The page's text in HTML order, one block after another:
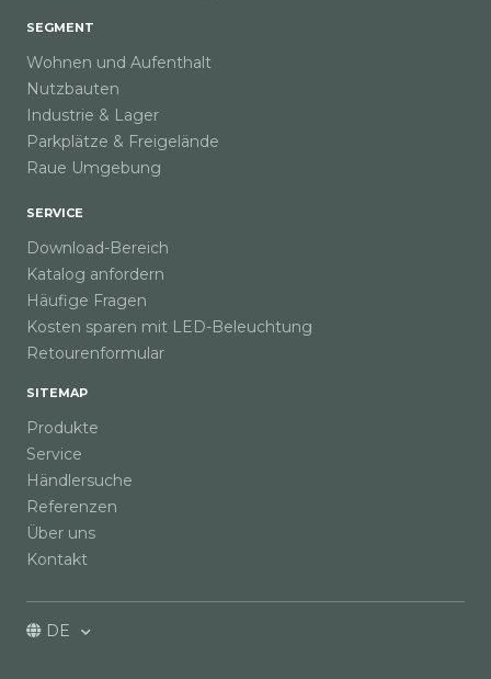
SEGMENT
Wohnen und Aufenthalt
Nutzbauten
Industrie & Lager
Parkplätze & Freigelände
Raue Umgebung
SERVICE
Download-Bereich
Katalog anfordern
Häufige Fragen
Kosten sparen mit LED-Beleuchtung
Retourenformular
SITEMAP
Produkte
Service
Händlersuche
Referenzen
Über uns
Kontakt
DE